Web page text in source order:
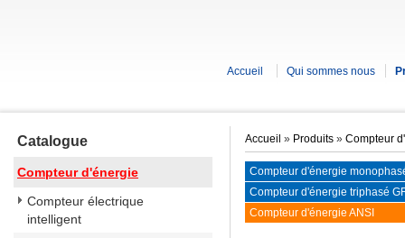
Accueil Qui sommes nous
Catalogue
Compteur d'énergie
Compteur électrique
intelligent
Accueil » Produits » Compteur
Compteur d'énergie
Compteur d'énergie triphasé
Compteur d'énergie ANSI